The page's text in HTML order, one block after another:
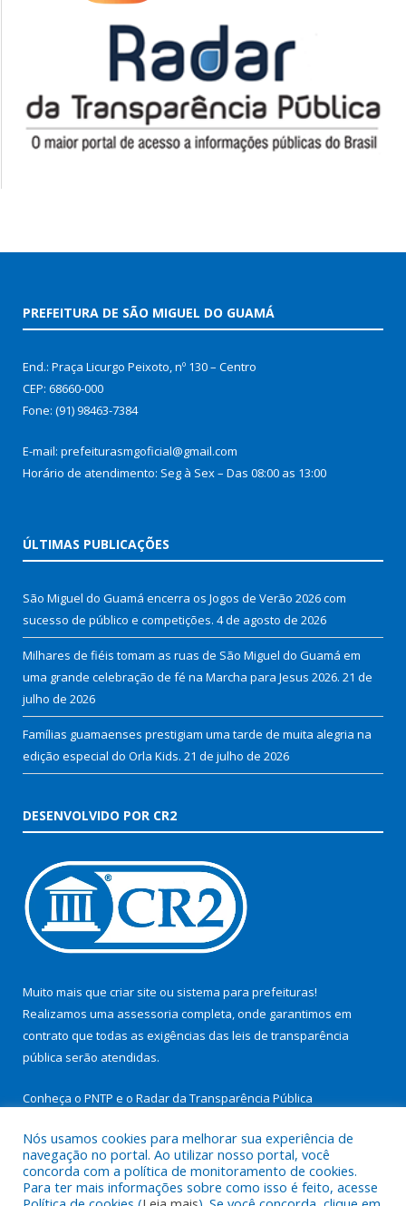
PREFEITURA DE SÃO MIGUEL DO GUAMÁ
End.: Praça Licurgo Peixoto, nº 130 – Centro
CEP: 68660-000
Fone: (91) 98463-7384
E-mail: prefeiturasmgoficial@gmail.com
Horário de atendimento: Seg à Sex – Das 08:00 as 13:00
ÚLTIMAS PUBLICAÇÕES
São Miguel do Guamá encerra os Jogos de Verão 2026 com
sucesso de público e competições. 4 de agosto de 2026
Milhares de fiéis tomam as ruas de São Miguel do Guamá em
uma grande celebração de fé na Marcha para Jesus 2026. 21 de
julho de 2026
Famílias guamaenses prestigiam uma tarde de muita alegria na
edição especial do Orla Kids. 21 de julho de 2026
DESENVOLVIDO POR CR2
Muito mais que criar site ou sistema para prefeituras!
Realizamos uma assessoria completa, onde garantimos em
contrato que todas as exigências das leis de transparência
pública serão atendidas.
Conheça o PNTP e o Radar da Transparência Pública
Todos os direitos reservados a Prefeitura Municipal de São
Nós usamos cookies para melhorar sua experiência de
navegação no portal. Ao utilizar nosso portal, você
concorda com a política de monitoramento de cookies.
Para ter mais informações sobre como isso é feito, acesse